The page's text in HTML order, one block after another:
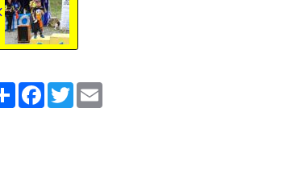
PartagerFacebook
TwitterEmail